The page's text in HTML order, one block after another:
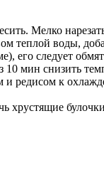
Мелко
воды,
его следует
мин снизить
редисом к
хрустящие